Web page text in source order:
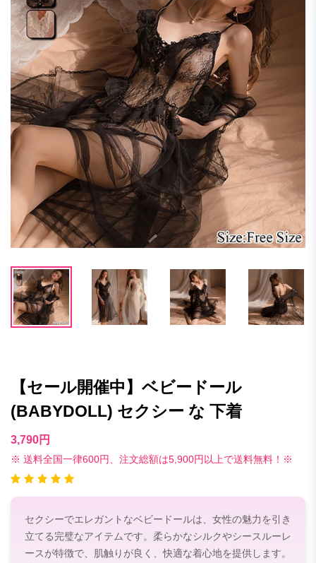
【セール開催中】ベビードール
(BABYDOLL) セクシー な 下着
3,790円
※ 送料全国一律600円、注文総額は5,900円以上で送料無料！※
セクシーでエレガントなベビードールは、女性の魅力を引き
立てる完璧なアイテムです。柔らかなシルクやシースルーレ
ースが特徴で、肌触りが良く、快適な着心地を提供します。